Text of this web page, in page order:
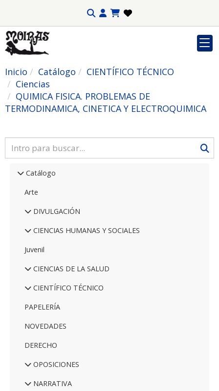
Inicio Catálogo
CIENTÍFICO TÉCNICO
Ciencias
QUIMICA FISICA. PROBLEMAS DE
TERMODINAMICA, CINETICA Y ELECTROQUIMICA
Catálogo
Arte
DIVULGACIÓN
CIENCIAS HUMANAS Y SOCIALES
Juvenil
CIENCIAS DE LA SALUD
CIENTÍFICO TÉCNICO
PAPELERÍA
NOVEDADES
DERECHO
OPOSICIONES
NARRATIVA